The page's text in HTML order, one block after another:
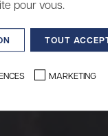
pour vous.
TOUT
MARKETING